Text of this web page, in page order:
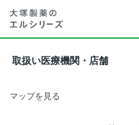
取扱い医療機関・店舗
マップを見る